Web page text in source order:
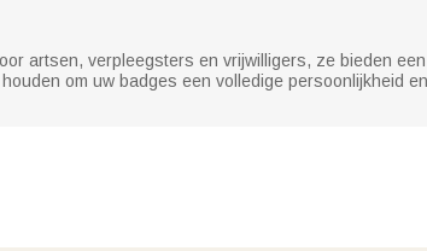
artsen, verpleegsters en vrijwilligers, ze bieden
om uw badges een volledige persoonlijkheid